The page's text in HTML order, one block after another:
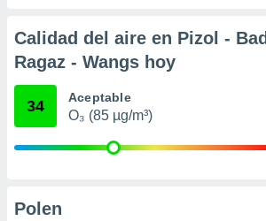
e
publicidad
Calidad del aire en Pizol - Bad
Ragaz - Wangs hoy
34 Aceptable
O₃ (85 µg/m³)
Polen